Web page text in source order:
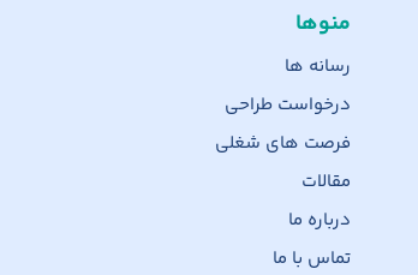
منوها
رسانه ها
درخواست طراحی
فرصت های شغلی
مقالات
درباره ما
تماس با ما